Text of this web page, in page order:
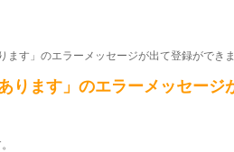
す」のエラーメッセージが出て登録ができ
ります」のエラーメッセージ